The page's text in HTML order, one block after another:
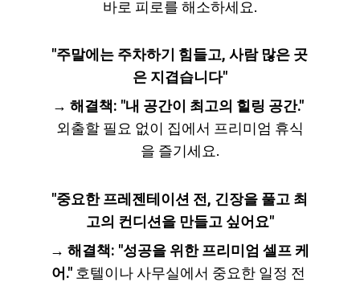
바로 피로를 해소하세요.
"주말에는 주차하기 힘들고, 사람 많은 곳
은 지겹습니다"
→ 해결책: "내 공간이 최고의 힐링 공간."
외출할 필요 없이 집에서 프리미엄 휴식
을 즐기세요.
"중요한 프레젠테이션 전, 긴장을 풀고 최
고의 컨디션을 만들고 싶어요"
→ 해결책: "성공을 위한 프리미엄 셀프 케
어." 호텔이나 사무실에서 중요한 일정 전